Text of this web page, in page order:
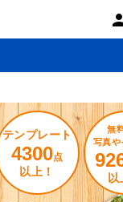
テンプレート
4300点
以上！
無
写真や
以